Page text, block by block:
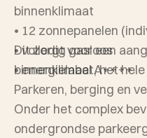
binnenklimaat
• 12 zonnepanelen
• volledig gasloos
• energielabel A++++
Dit zorgt voor een
binnenklimaat, het
Parkeren, berging en
Onder het complex
ondergrondse